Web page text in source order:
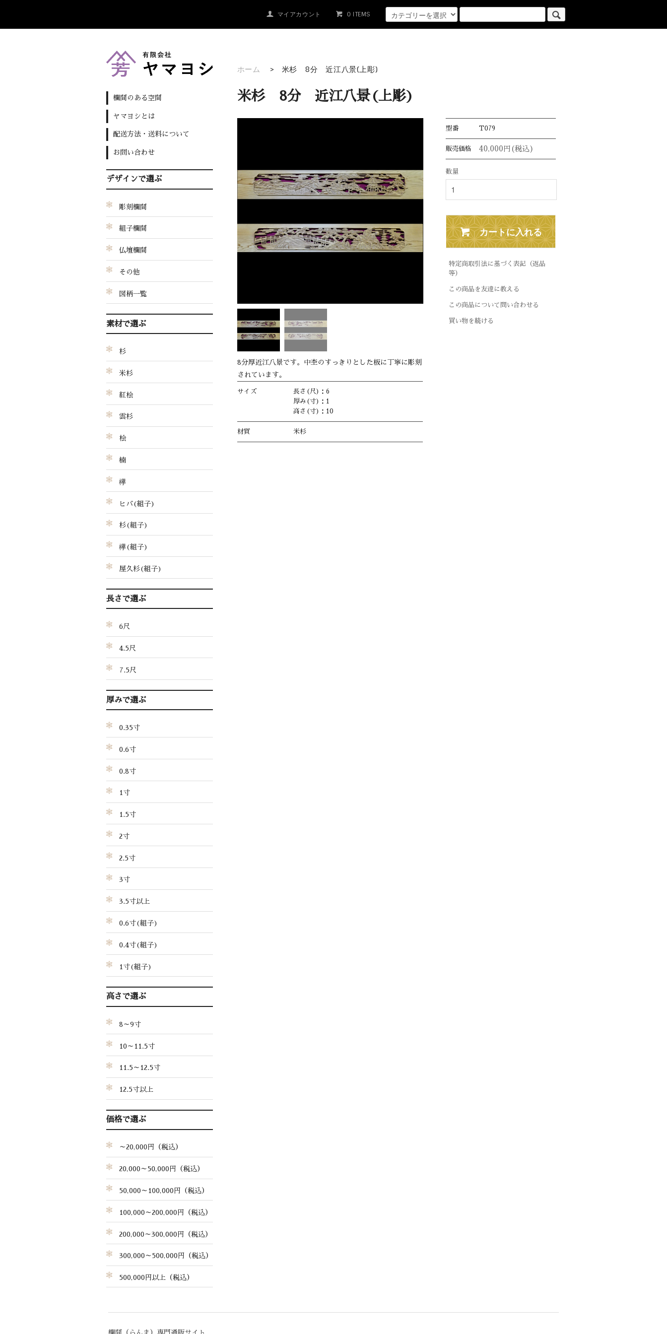
マイアカウント 0 ITEMS
ホーム > 米杉 8分 近江八景(上彫)
米杉 8分 近江八景(上彫)
8分厚近江八景です。中杢のすっきりとした板に丁寧に彫刻
されています。
サイズ
長さ(尺)：6
厚み(寸)：1
高さ(寸)：10
材質 米杉
型番 T079
販売価格 40,000円(税込)
数量
カートに入れる
特定商取引法に基づく表記（返品
等）
この商品を友達に教える
この商品について問い合わせる
買い物を続ける
欄間のある空間
ヤマヨシとは
配送方法・送料について
お問い合わせ
デザインで選ぶ
彫刻欄間
組子欄間
仏壇欄間
その他
図柄一覧
素材で選ぶ
杉
米杉
紅桧
雲杉
桧
楠
欅
ヒバ(組子)
杉(組子)
欅(組子)
屋久杉(組子)
長さで選ぶ
6尺
4.5尺
7.5尺
厚みで選ぶ
0.35寸
0.6寸
0.8寸
1寸
1.5寸
2寸
2.5寸
3寸
3.5寸以上
0.6寸(組子)
0.4寸(組子)
1寸(組子)
高さで選ぶ
8～9寸
10～11.5寸
11.5～12.5寸
12.5寸以上
価格で選ぶ
～20,000円（税込）
20,000～50,000円（税込）
50,000～100,000円（税込）
100,000～200,000円（税込）
200,000～300,000円（税込）
300,000～500,000円（税込）
500,000円以上（税込）